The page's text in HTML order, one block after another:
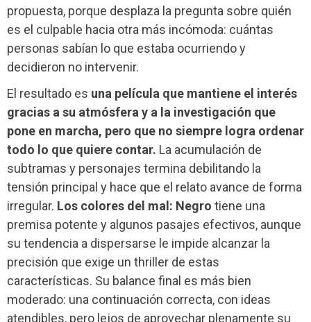
propuesta, porque desplaza la pregunta sobre quién
es el culpable hacia otra más incómoda: cuántas
personas sabían lo que estaba ocurriendo y
decidieron no intervenir.
El resultado es una película que mantiene el interés
gracias a su atmósfera y a la investigación que
pone en marcha, pero que no siempre logra ordenar
todo lo que quiere contar. La acumulación de
subtramas y personajes termina debilitando la
tensión principal y hace que el relato avance de forma
irregular. Los colores del mal: Negro tiene una
premisa potente y algunos pasajes efectivos, aunque
su tendencia a dispersarse le impide alcanzar la
precisión que exige un thriller de estas
características. Su balance final es más bien
moderado: una continuación correcta, con ideas
atendibles, pero lejos de aprovechar plenamente su